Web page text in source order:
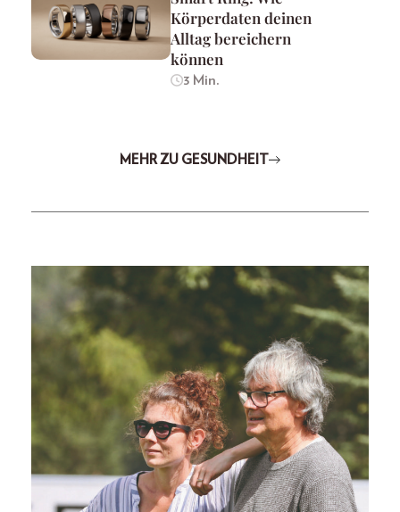
Körperdaten deinen
Alltag bereichern
können
3 Min.
MEHR ZU GESUNDHEIT